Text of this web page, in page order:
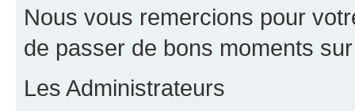
Nous vous remercions pour
de passer de bons moments
Les Administrateurs